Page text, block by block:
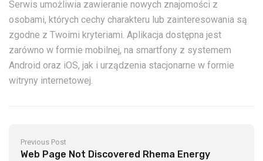
Serwis umożliwia zawieranie nowych znajomości z
osobami, których cechy charakteru lub zainteresowania są
zgodne z Twoimi kryteriami. Aplikacja dostępna jest
zarówno w formie mobilnej, na smartfony z systemem
Android oraz iOS, jak i urządzenia stacjonarne w formie
witryny internetowej.
Previous Post
Web Page Not Discovered Rhema Energy